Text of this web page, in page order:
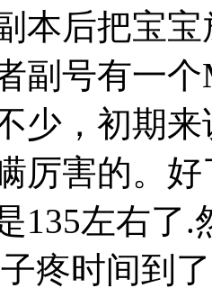
本后把宝
副号有一
少，初期
厉害的。
135左右了.
疼时间到